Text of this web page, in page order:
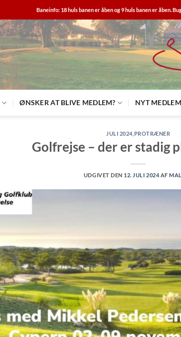
Baneinfo: 18 huls banen er åben og 9 huls banen er åben.
ØNSKER AT BLIVE MEDLEM? NYT MEDLEM
JULI 2024, PROTRÆNER
Golfrejse – der er stadig
UDGIVET DEN 12. JULI 2024 AF